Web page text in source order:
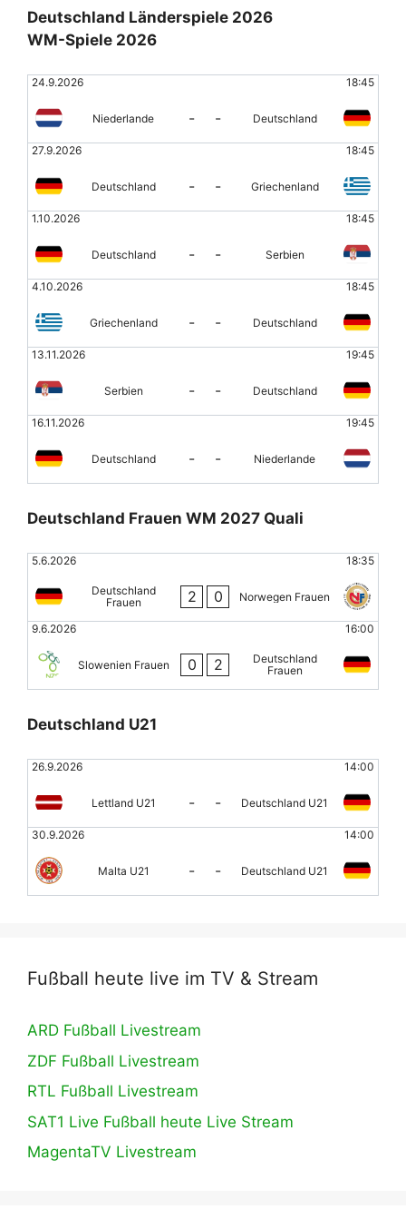
Deutschland Länderspiele 2026
WM-Spiele 2026
24.9.2026 18:45
Niederlande - - Deutschland
27.9.2026 18:45
Deutschland - - Griechenland
1.10.2026 18:45
Deutschland - - Serbien
4.10.2026 18:45
Griechenland - - Deutschland
13.11.2026 19:45
Serbien - - Deutschland
16.11.2026 19:45
Deutschland - - Niederlande
Deutschland Frauen WM 2027 Quali
5.6.2026 18:35
Deutschland
Frauen
2 0 Norwegen Frauen
9.6.2026 16:00
Slowenien Frauen 0 2
Deutschland
Frauen
Deutschland U21
26.9.2026 14:00
Lettland U21 - - Deutschland U21
30.9.2026 14:00
Malta U21 - - Deutschland U21
Fußball heute live im TV & Stream
ARD Fußball Livestream
ZDF Fußball Livestream
RTL Fußball Livestream
SAT1 Live Fußball heute Live Stream
MagentaTV Livestream